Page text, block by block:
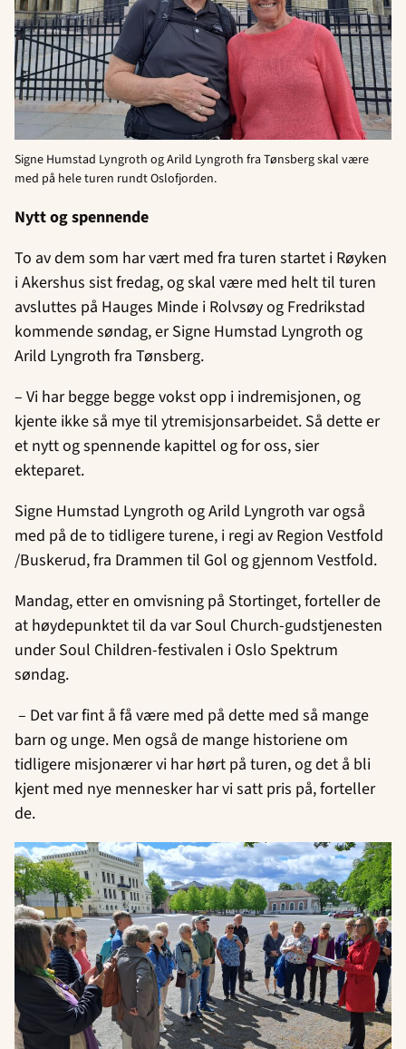
Signe Humstad Lyngroth og Arild Lyngroth fra Tønsberg skal være
med på hele turen rundt Oslofjorden.
Nytt og spennende
To av dem som har vært med fra turen startet i Røyken
i Akershus sist fredag, og skal være med helt til turen
avsluttes på Hauges Minde i Rolvsøy og Fredrikstad
kommende søndag, er Signe Humstad Lyngroth og
Arild Lyngroth fra Tønsberg.
– Vi har begge begge vokst opp i indremisjonen, og
kjente ikke så mye til ytremisjonsarbeidet. Så dette er
et nytt og spennende kapittel og for oss, sier
ekteparet.
Signe Humstad Lyngroth og Arild Lyngroth var også
med på de to tidligere turene, i regi av Region Vestfold
/Buskerud, fra Drammen til Gol og gjennom Vestfold.
Mandag, etter en omvisning på Stortinget, forteller de
at høydepunktet til da var Soul Church-gudstjenesten
under Soul Children-festivalen i Oslo Spektrum
søndag.
– Det var fint å få være med på dette med så mange
barn og unge. Men også de mange historiene om
tidligere misjonærer vi har hørt på turen, og det å bli
kjent med nye mennesker har vi satt pris på, forteller
de.